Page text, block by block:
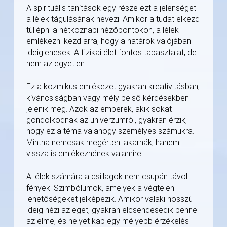
A spirituális tanítások egy része ezt a jelenséget
a lélek tágulásának nevezi. Amikor a tudat elkezd
túllépni a hétköznapi nézőpontokon, a lélek
emlékezni kezd arra, hogy a határok valójában
ideiglenesek. A fizikai élet fontos tapasztalat, de
nem az egyetlen.
Ez a kozmikus emlékezet gyakran kreativitásban,
kíváncsiságban vagy mély belső kérdésekben
jelenik meg. Azok az emberek, akik sokat
gondolkodnak az univerzumról, gyakran érzik,
hogy ez a téma valahogy személyes számukra.
Mintha nemcsak megérteni akarnák, hanem
vissza is emlékeznének valamire.
A lélek számára a csillagok nem csupán távoli
fények. Szimbólumok, amelyek a végtelen
lehetőségeket jelképezik. Amikor valaki hosszú
ideig nézi az eget, gyakran elcsendesedik benne
az elme, és helyet kap egy mélyebb érzékelés.